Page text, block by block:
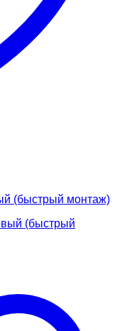
(быстрый монтаж)